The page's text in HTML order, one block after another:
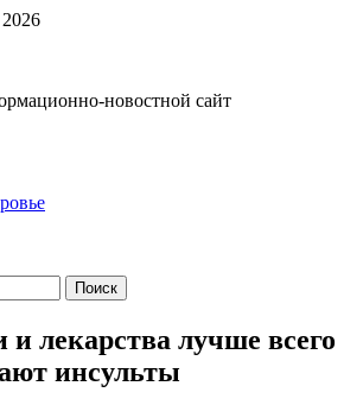
новостной сайт
лекарства лучше всего
инсульты